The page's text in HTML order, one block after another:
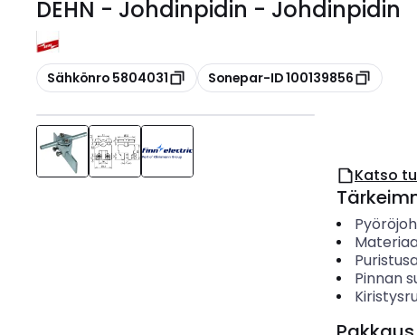
DEHN - Johdinpidin - Johdinpidin
Kopioi
Sähkönro 5804031 Kopioi
Sonepar-ID 100139856
Katso
Pinnan